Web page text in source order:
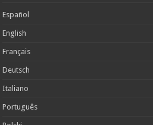
Español
English
Français
Deutsch
Italiano
Português